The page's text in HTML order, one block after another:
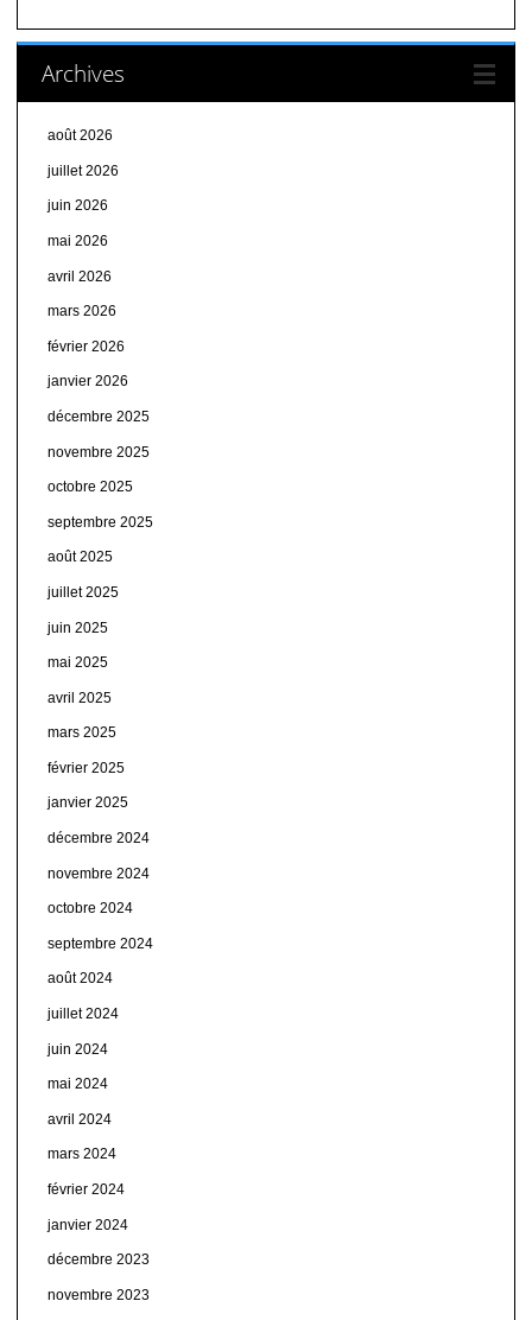
Archives
août 2026
juillet 2026
juin 2026
mai 2026
avril 2026
mars 2026
février 2026
janvier 2026
décembre 2025
novembre 2025
octobre 2025
septembre 2025
août 2025
juillet 2025
juin 2025
mai 2025
avril 2025
mars 2025
février 2025
janvier 2025
décembre 2024
novembre 2024
octobre 2024
septembre 2024
août 2024
juillet 2024
juin 2024
mai 2024
avril 2024
mars 2024
février 2024
janvier 2024
décembre 2023
novembre 2023